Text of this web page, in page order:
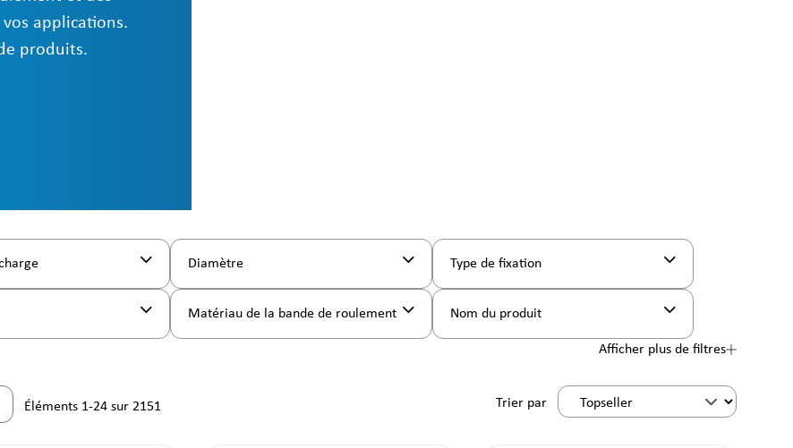
applications.
produits.
Diamètre Type de fixation
Matériau de la bande de roulement Nom du produit
Afficher plus de filtres
Éléments 1-24 sur 2151 Trier par